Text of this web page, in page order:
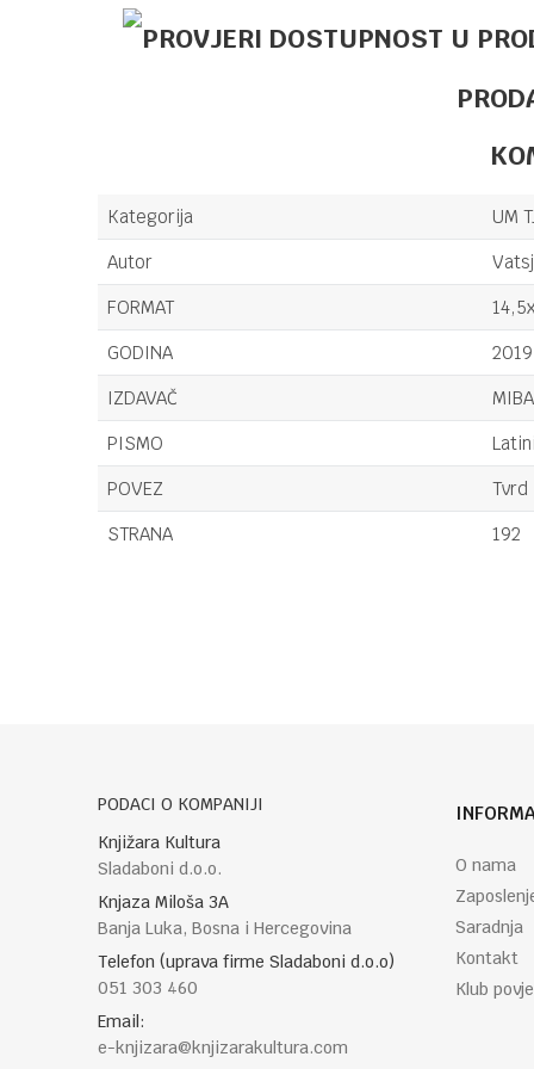
Kategorija
UM
Autor
FORMAT
GODINA
2019
IZDAVAČ
PISMO
POVEZ
Tvrd
STRANA
192
POŠALJI
PODACI O KOMPANIJI
Knjižara Kultura
Sladaboni d.o.o.
Knjaza Miloša 3A
Banja Luka, Bosna i Hercegovina
Telefon (uprava firme Sladaboni d.o.o)
051 303 460
Email:
e-knjizara@knjizarakultura.com
O nama
Saradnja
Kontakt
Klub